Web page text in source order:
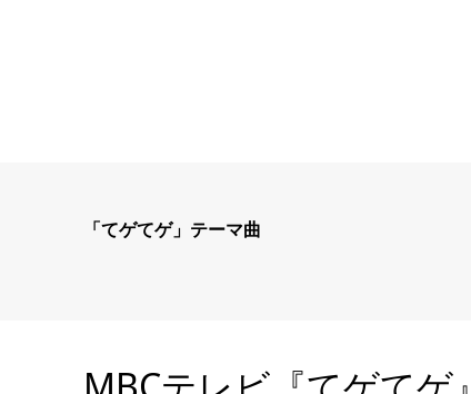
「てゲてゲ」テーマ曲